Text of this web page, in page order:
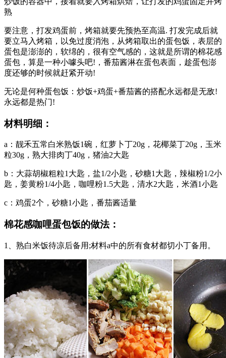
熟
要注意，打发鸡蛋前，烤箱就要先预热至高温. 打发完成后就
要立马入烤箱，以免过度消泡，从烤箱取出的蛋包饭，表层的
蛋包是澎澎的，软绵的，很有空气感的，这就是所谓的棉花感
蛋包，算是一种小噱头吧!，番茄酱淋在蛋包表面，趁蛋包澎
度还够的时候就赶紧开动!
无论是何种蛋包饭：炒饭+鸡蛋+番茄酱的搭配永远都是无敌!
永远都是热门!
材料明细：
a：靓禾五常白米熟饭1碗，红萝卜丁20g，花椰菜丁20g，玉米
粒30g，熟大排肉丁40g，猪油2大匙
b：大蒜胡椒粗粒1大匙，盐1/2小匙，砂糖1大匙，辣椒粉1/2小
匙，姜黄粉1/4小匙，咖哩粉1.5大匙，清水2大匙，米酒1小匙
c：鸡蛋2个，砂糖1小匙，番茄酱适量
棉花感咖哩蛋包饭的做法：
1、熟白米饭待凉后备用;材料a中的所有食材都切小丁备用。